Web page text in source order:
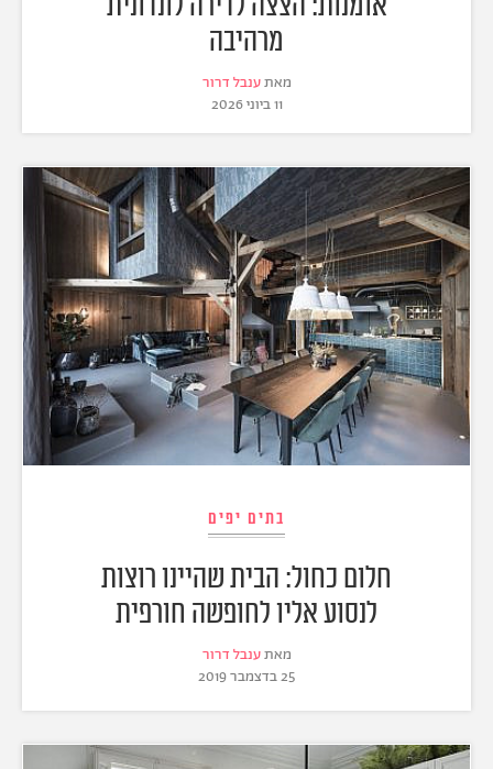
מרהיבה
מאתענבל דרור
11 ביוני 2026
בתים יפים
חלום כחול: הבית שהיינו רוצות
לנסוע אליו לחופשה חורפית
מאתענבל דרור
25 בדצמבר 2019